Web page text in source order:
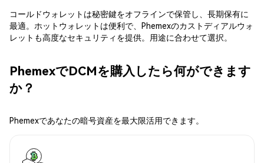
コールドウォレットは秘密鍵をオフラインで保管し、長期保有に
最適。ホットウォレットは便利で、Phemexのカストディアルウォ
レットも高度なセキュリティを提供。用途に合わせて選択。
PhemexでDCMを購入したら何ができます
か？
Phemexであなたの暗号資産を最大限活用できます。